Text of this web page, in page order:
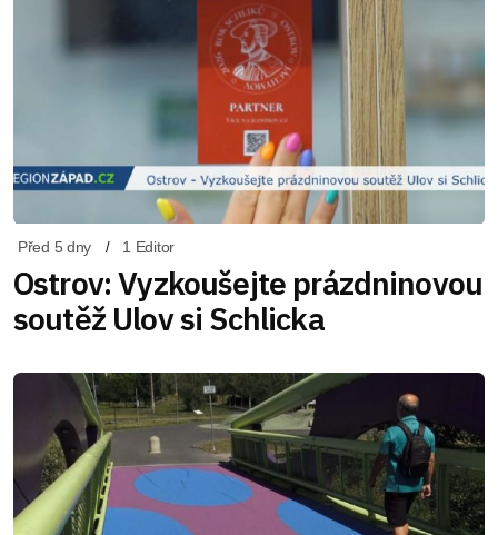
Před 5 dny 1 Editor
Ostrov: Vyzkoušejte prázdninovou
soutěž Ulov si Schlicka